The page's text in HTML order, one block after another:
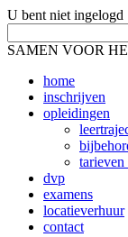
U bent niet ingelogd |
SAMEN VOOR
home
inschrijven
opleidingen
dvp
examens
locatieverhuur
contact